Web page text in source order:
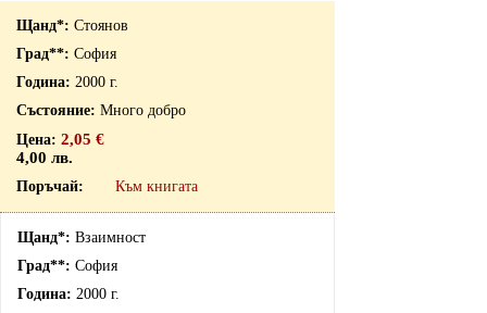
Стоянов
София
2000 г.
Много добро
2,05 €
4,00 лв.
Към книгата
Взаимност
София
2000 г.